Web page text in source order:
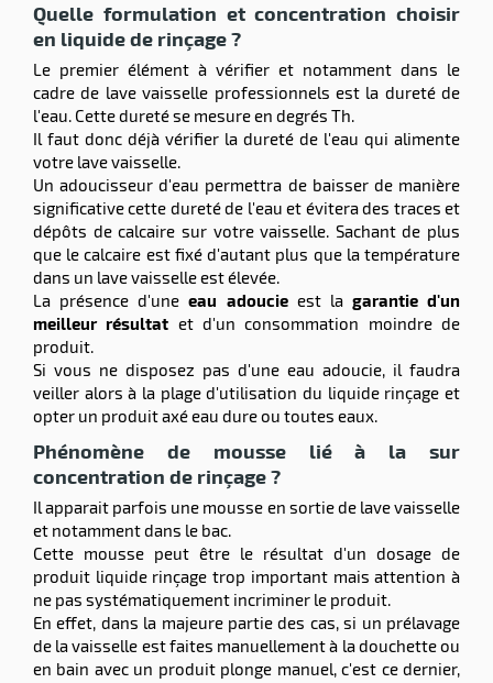
Quelle formulation et concentration choisir
en liquide de rinçage ?
Le premier élément à vérifier et notamment dans le
cadre de lave vaisselle professionnels est la dureté de
l'eau. Cette dureté se mesure en degrés Th.
Il faut donc déjà vérifier la dureté de l'eau qui alimente
votre lave vaisselle.
Un adoucisseur d'eau permettra de baisser de manière
significative cette dureté de l'eau et évitera des traces et
dépôts de calcaire sur votre vaisselle. Sachant de plus
que le calcaire est fixé d'autant plus que la température
dans un lave vaisselle est élevée.
La présence d'uneeau adoucieest la garantie d'un
meilleur résultat et d'un consommation moindre de
produit.
Si vous ne disposez pas d'une eau adoucie, il faudra
veiller alors à la plage d'utilisation du liquide rinçage et
opter un produit axé eau dure ou toutes eaux.
Phénomène de mousse lié à la sur
concentration de rinçage ?
Il apparait parfois une mousse en sortie de lave vaisselle
et notamment dans le bac.
Cette mousse peut être le résultat d'un dosage de
produit liquide rinçage trop important mais attention à
ne pas systématiquement incriminer le produit.
En effet, dans la majeure partie des cas, si un prélavage
de la vaisselle est faites manuellement à la douchette ou
en bain avec un produit plonge manuel, c'est ce dernier,